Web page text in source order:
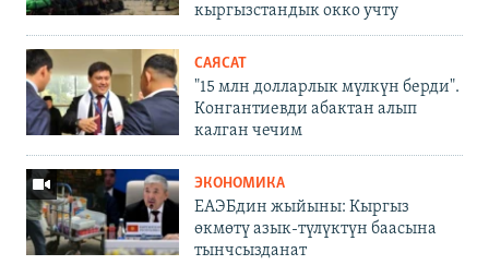
кыргызстандык окко учту
САЯСАТ
"15 млн долларлык мүлкүн берди".
Конгантиевди абактан алып
калган чечим
ЭКОНОМИКА
ЕАЭБдин жыйыны: Кыргыз
өкмөтү азык-түлүктүн баасына
тынчсызданат